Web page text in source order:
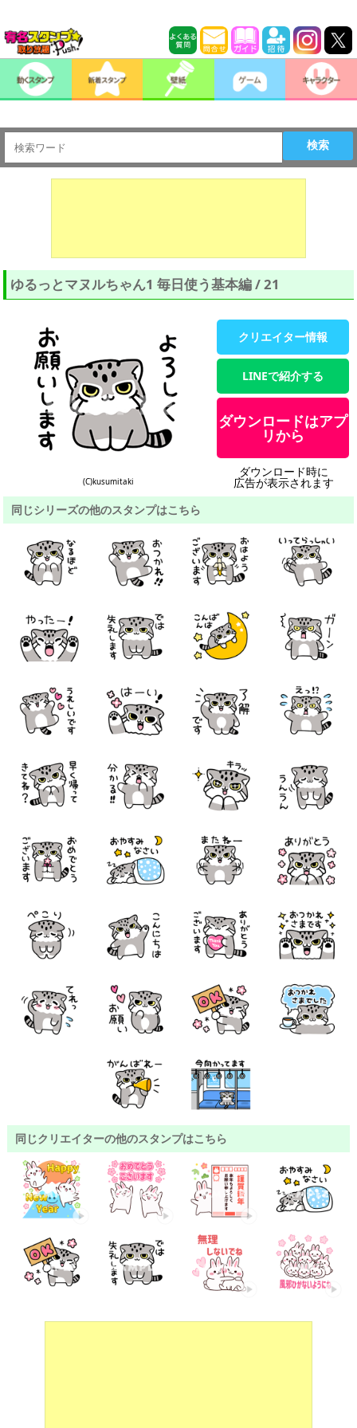
検索
ゆるっとマヌルちゃん1 毎日使う基本編 / 21
(C)kusumitaki
クリエイター情報
LINEで紹介する
ダウンロードはアプ
リから
ダウンロード時に
広告が表示されます
同じシリーズの他のスタンプはこちら
同じクリエイターの他のスタンプはこちら